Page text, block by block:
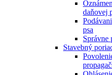
daňovej
psa
Správne
Stavebný